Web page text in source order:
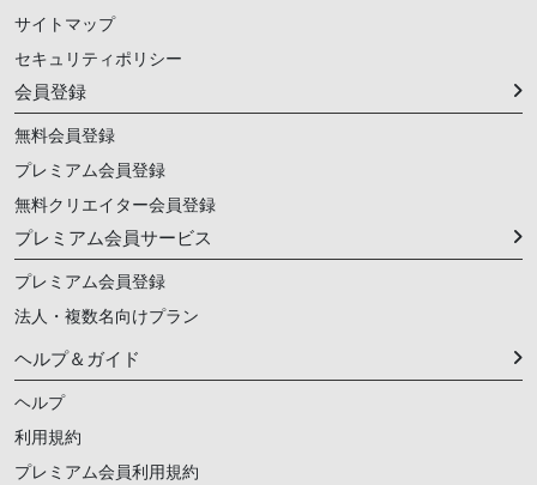
サイトマップ
セキュリティポリシー
会員登録
無料会員登録
プレミアム会員登録
無料クリエイター会員登録
プレミアム会員サービス
プレミアム会員登録
法人・複数名向けプラン
ヘルプ＆ガイド
ヘルプ
利用規約
プレミアム会員利用規約